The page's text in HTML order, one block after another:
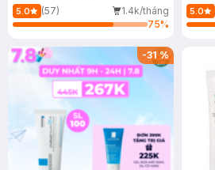
Dầu 500ml
5.0 (57)
1.4k/tháng
75%
(Mới)
5.0
-31%